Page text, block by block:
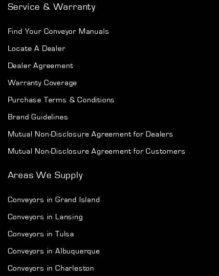
Service & Warranty
Find Your Conveyor Manuals
Locate A Dealer
Dealer Agreement
Warranty Coverage
Purchase Terms & Conditions
Brand Guidelines
Mutual Non-Disclosure Agreement for Dealers
Mutual Non-Disclosure Agreement for Customers
Areas We Supply
Conveyors in Grand Island
Conveyors in Lansing
Conveyors in Tulsa
Conveyors in Albuquerque
Conveyors in Charleston